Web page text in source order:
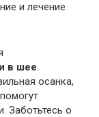
и лечение
в шее.
осанка,
Заботьтесь о